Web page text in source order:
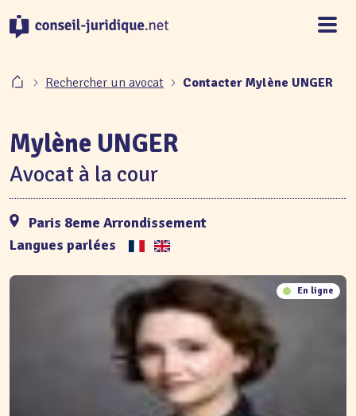
Rechercher un avocat Contacter Mylène UNGER
En ligne
Mylène UNGER
Avocat à la cour
Paris 8eme Arrondissement
Langues parlées